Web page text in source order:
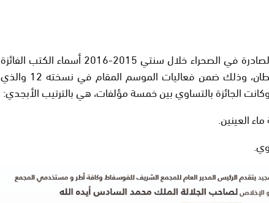
أعلنت اللجنة المكلفة بانتقاء الأعمال الصادرة في الصحراء خلال سنتي 2015-2016 أسماء الكتب الفائزة
بجائزة مؤسسة الموكار بمدينة الطانطان، وذلك ضمن فعاليات الموسم المقام في نسخته 12 والذي
العينين.